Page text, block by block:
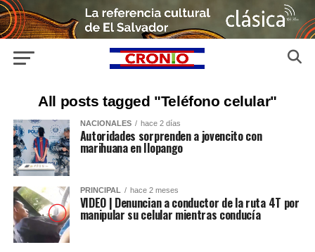
All posts tagged "Teléfono celular"
NACIONALES hace 2 días
Autoridades sorprenden a jovencito con
marihuana en Ilopango
PRINCIPAL hace 2 meses
VIDEO | Denuncian a conductor de la ruta 4T por
manipular su celular mientras conducía